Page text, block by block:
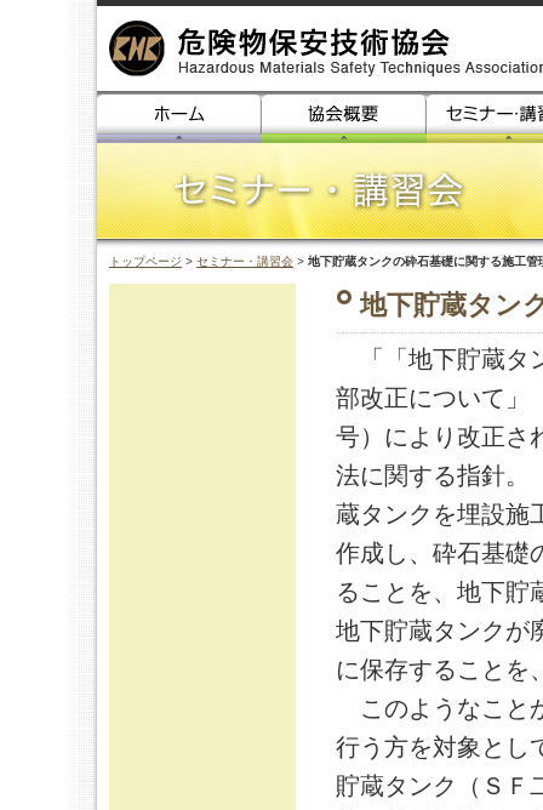
トップページ > セミナー・講習会 > 地下貯蔵タンクの砕石基礎に関する施工管
地下貯蔵タン
「「地下貯蔵タ
部改正について」
号）により改正さ
法に関する指針。
蔵タンクを埋設施
作成し、砕石基礎
ることを、地下貯
地下貯蔵タンクが
に保存することを
このようなこと
行う方を対象とし
貯蔵タンク（ＳＦ